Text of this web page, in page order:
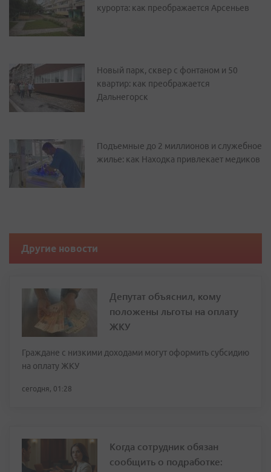
курорта: как преображается Арсеньев
Новый парк, сквер с фонтаном и 50
квартир: как преображается
Дальнегорск
Подъемные до 2 миллионов и служебное
жилье: как Находка привлекает медиков
Другие новости
Депутат объяснил, кому
положены льготы на оплату
ЖКУ
Граждане с низкими доходами могут оформить субсидию
на оплату ЖКУ
сегодня, 01:28
Когда сотрудник обязан
сообщить о подработке: